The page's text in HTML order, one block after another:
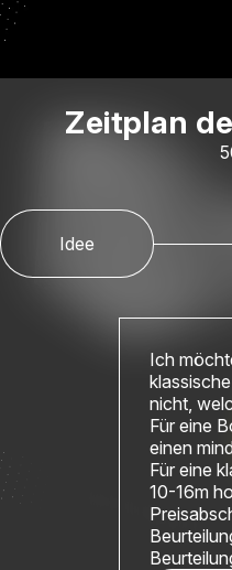
Zeitplan
Idee
Ich
nicht,
Für eine
einen
Für eine
10-16m